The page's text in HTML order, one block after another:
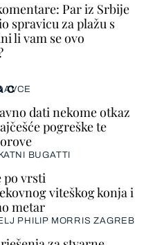
Par iz Srbije
spravicu za plažu s
li vam se ovo
dati nekome otkaz
pogreške te
BUGATTI
po vrsti
viteškog konja i
metar
PHILIP MORRIS ZAGREB